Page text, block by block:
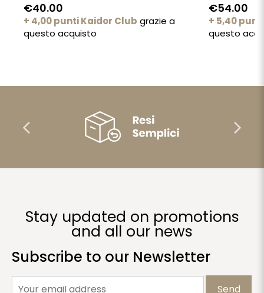
€40.00
+ 4,00 punti Kaidor Club grazie a
questo acquisto
€54.00
+ 5,40
questo
Stay updated on promotions
and all our news
Subscribe to our Newsletter
Send